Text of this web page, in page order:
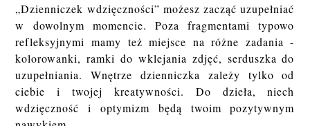
„Dzienniczek wdzięczności” możesz zacząć uzupełniać
w dowolnym momencie. Poza fragmentami typowo
refleksyjnymi mamy też miejsce na różne zadania -
kolorowanki, ramki do wklejania zdjęć, serduszka do
uzupełniania. Wnętrze dzienniczka zależy tylko od
ciebie i twojej kreatywności. Do dzieła, niech
wdzięczność i optymizm będą twoim pozytywnym